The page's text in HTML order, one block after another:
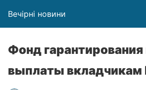
Вечірні новини
Фонд гарантирования
выплаты вкладчикам